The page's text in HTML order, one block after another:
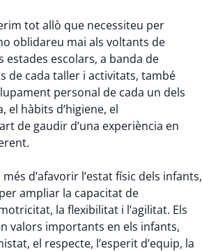
tot allò que necessiteu per
oblidareu mai als voltants de
estades escolars, a banda de
de cada taller i activitats, també
personal de cada un dels
el hàbits d’higiene, el
de gaudir d’una experiència en
d’afavorir l’estat físic dels infants,
ampliar la capacitat de
la flexibilitat i l’agilitat. Els
valors importants en els infants,
el respecte, l’esperit d’equip, la